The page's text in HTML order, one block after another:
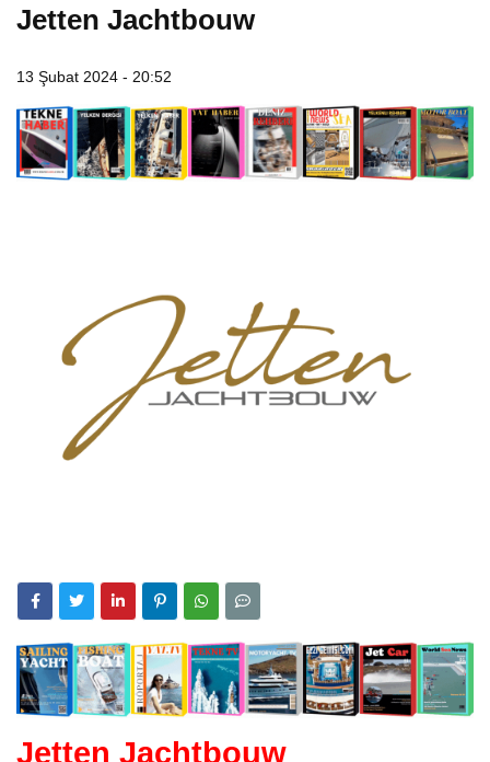
Jetten Jachtbouw
13 Şubat 2024 - 20:52
Jetten Jachtbouw